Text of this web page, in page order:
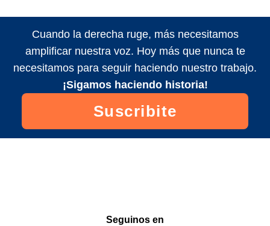
Cuando la derecha ruge, más necesitamos
amplificar nuestra voz. Hoy más que nunca te
necesitamos para seguir haciendo nuestro trabajo.
¡Sigamos haciendo historia!
Suscribite
Seguinos en